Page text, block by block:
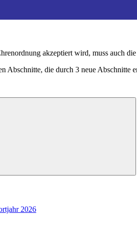
akzeptiert wird, muss auch
Abschnitte, die durch 3 neue Abschnitte
Suchen
2026